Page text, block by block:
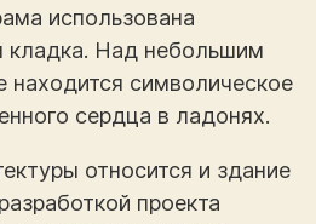
использована
кладка. Над небольшим
находится символическое
сердца в ладонях.
относится и здание
проекта